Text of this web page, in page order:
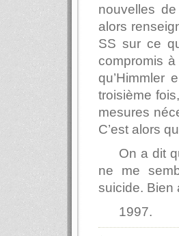
nouvelles
alors
SS sur ce
compromis
qu’Himmler
troisième
mesures
C’est alors
On a dit
ne me
suicide. Bien
1997.